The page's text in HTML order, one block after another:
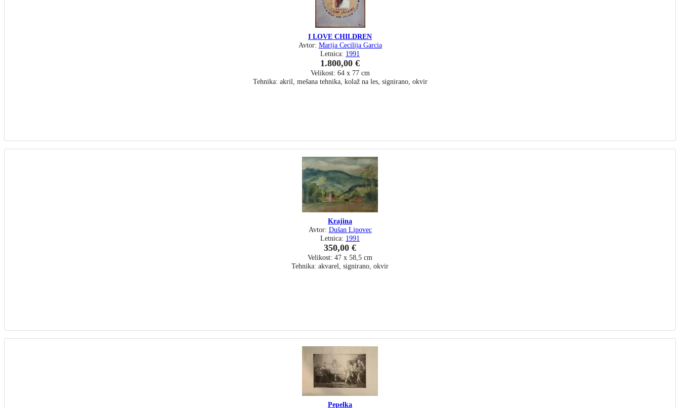
I LOVE CHILDREN
Avtor: Marija Cecilija Garcia
Letnica: 1991
1.800,00 €
Velikost: 64 x 77 cm
Tehnika: akril, mešana tehnika, kolaž na les, signirano, okvir
Krajina
Avtor: Dušan Lipovec
Letnica: 1991
350,00 €
Velikost: 47 x 58,5 cm
Tehnika: akvarel, signirano, okvir
Pepelka